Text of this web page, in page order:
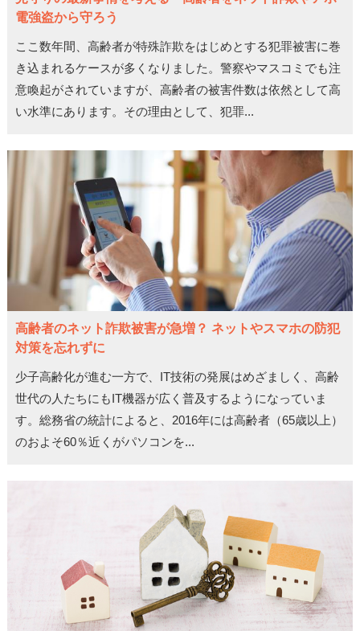
電強盗から守ろう
ここ数年間、高齢者が特殊詐欺をはじめとする犯罪被害に巻
き込まれるケースが多くなりました。警察やマスコミでも注
意喚起がされていますが、高齢者の被害件数は依然として高
い水準にあります。その理由として、犯罪...
高齢者のネット詐欺被害が急増？ ネットやスマホの防犯
対策を忘れずに
少子高齢化が進む一方で、IT技術の発展はめざましく、高齢
世代の人たちにもIT機器が広く普及するようになっていま
す。総務省の統計によると、2016年には高齢者（65歳以上）
のおよそ60％近くがパソコンを...